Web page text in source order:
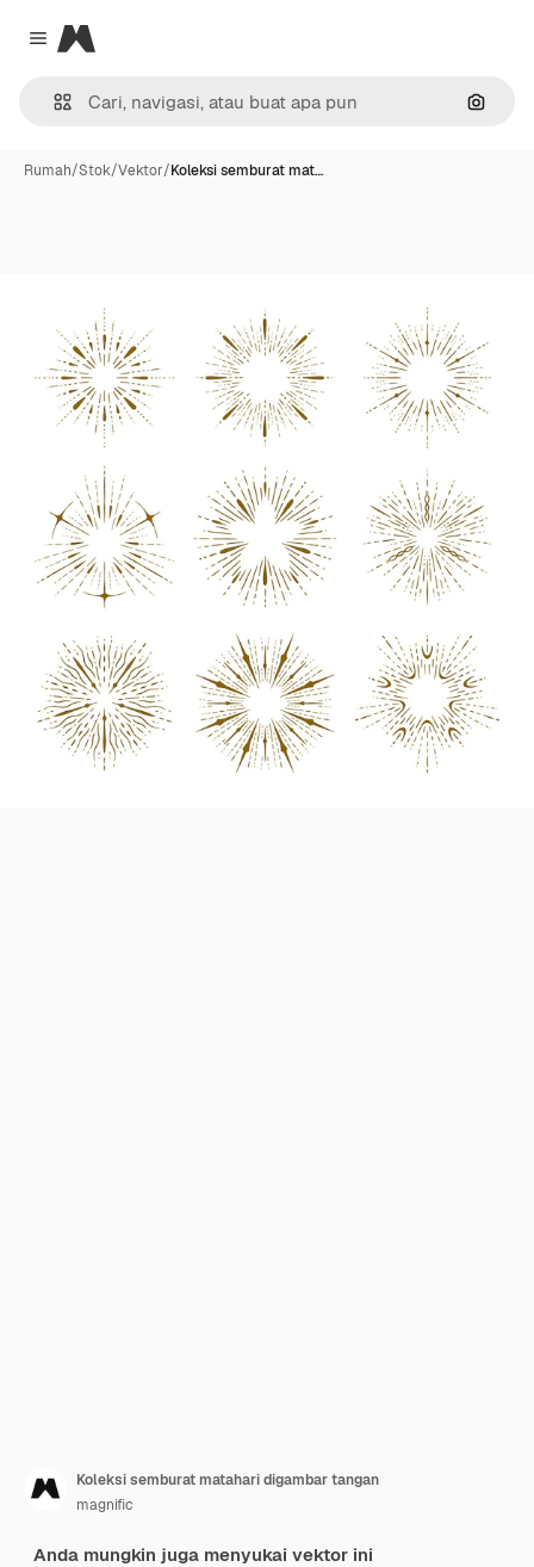
Close menu
Magnific
Rumah/Stok/Vektor/Koleksi semburat mat…
Koleksi semburat matahari digambar tangan
magnific
Anda mungkin juga menyukai vektor ini